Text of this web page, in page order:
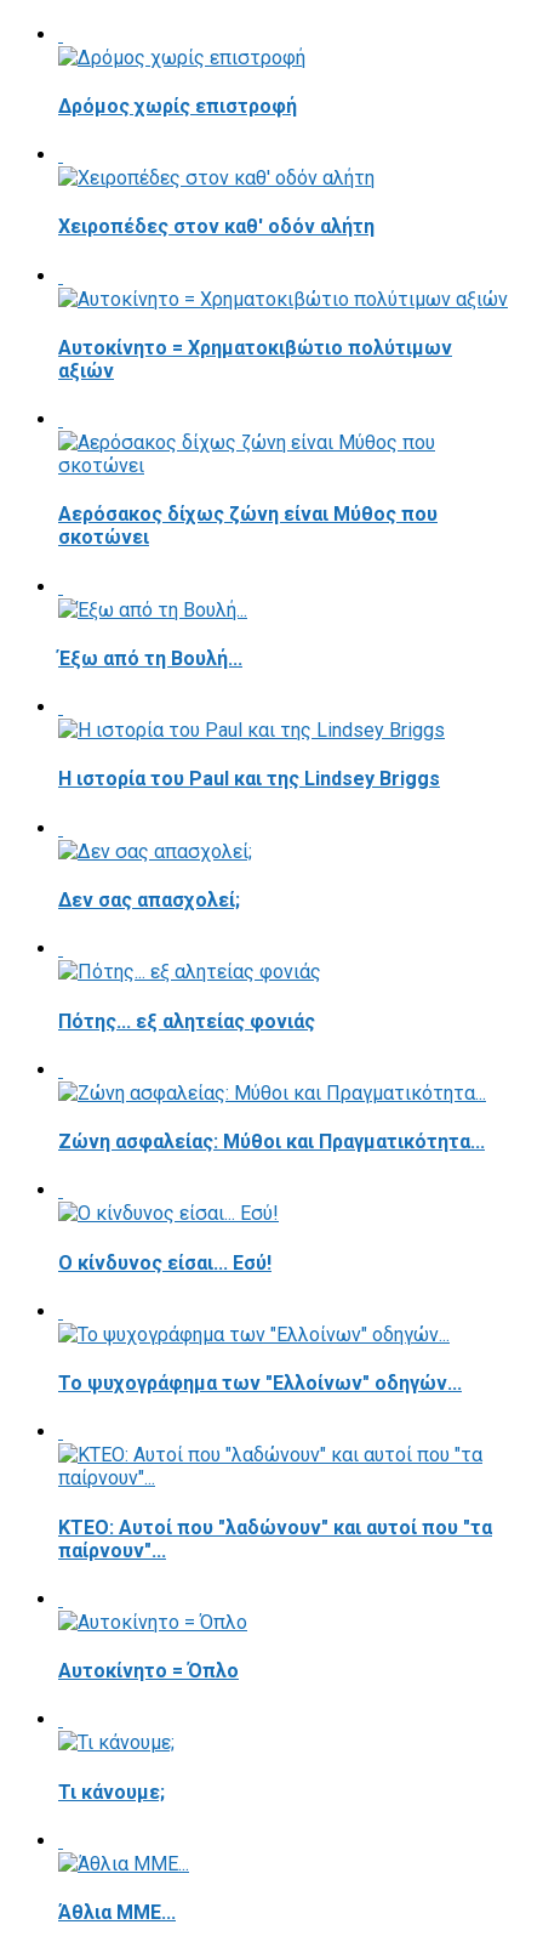
Δρόμος χωρίς επιστροφή
Χειροπέδες στον καθ' οδόν αλήτη
Αυτοκίνητο = Χρηματοκιβώτιο πολύτιμων
αξιών
Αερόσακος δίχως ζώνη είναι Μύθος που
σκοτώνει
Έξω από τη Βουλή...
Η ιστορία του Paul και της Lindsey Briggs
Δεν σας απασχολεί;
Πότης... εξ αλητείας φονιάς
Ζώνη ασφαλείας: Μύθοι και Πραγματικότητα...
Ο κίνδυνος είσαι... Εσύ!
Το ψυχογράφημα των "Ελλοίνων" οδηγών...
ΚΤΕΟ: Αυτοί που "λαδώνουν" και αυτοί που "τα
παίρνουν"...
Αυτοκίνητο = Όπλο
Τι κάνουμε;
Άθλια ΜΜΕ...